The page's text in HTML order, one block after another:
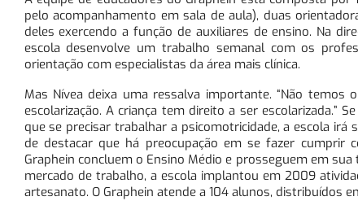
pelo acompanhamento em sala de aula), duas
deles exercendo a função de auxiliares de ensino. Na
escola desenvolve um trabalho semanal com os
orientação com especialistas da área mais clínica.
Mas Nívea deixa uma ressalva importante. “Não
escolarização. A criança tem direito a ser escolarizada.”
que se precisar trabalhar a psicomotricidade, a escola irá
de destacar que há preocupação em se fazer cumprir
Graphein concluem o Ensino Médio e prosseguem em
mercado de trabalho, a escola implantou em 2009
artesanato. O Graphein atende a 104 alunos, distribuídos